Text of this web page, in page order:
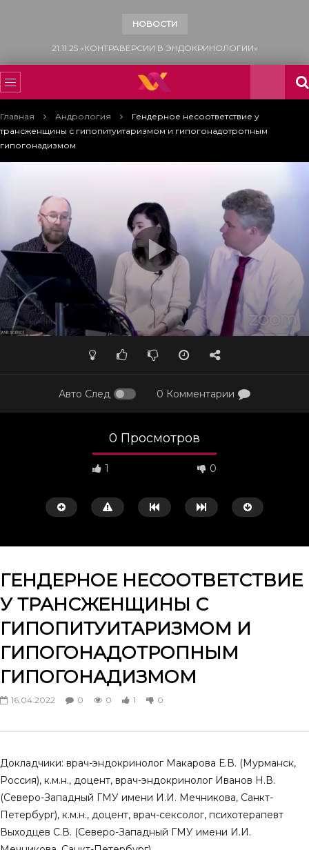
НОВОСТИ
15.11.25 «ВСЕМИРНЫЙ ДЕНЬ БОРЬБЫ С САХАРНЫМ ДИАБЕТОМ»
Главная Андрология
Гендерное несоответствие у
трансженщины с гипопитуитаризмом и гипогонадотропным
гипогонадизмом
Авто След 0 Комментарии
0 Просмотров
1 0
Смотреть потом
диагностики и тактика ведения
мужчин с жалобами на снижение
либидо
23.11.2024
науки. Артериальная
и сексуальные
мужчин
ГЕНДЕРНОЕ НЕСООТВЕТСТВИЕ
У ТРАНСЖЕНЩИНЫ С
ГИПОПИТУИТАРИЗМОМ И
ГИПОГОНАДОТРОПНЫМ
ГИПОГОНАДИЗМОМ
16.04.2022 0 0 1 0
Докладчики: врач-эндокринолог Макарова Е.В. (Мурманск,
Россия), к.м.н., доцент, врач-эндокринолог Иванов Н.В.
(Северо-Западный ГМУ имени И.И. Мечникова, Санкт-
Петербург), к.м.н., доцент, врач-сексолог, психотерапевт
Выходцев С.В. (Северо-Западный ГМУ имени И.И.